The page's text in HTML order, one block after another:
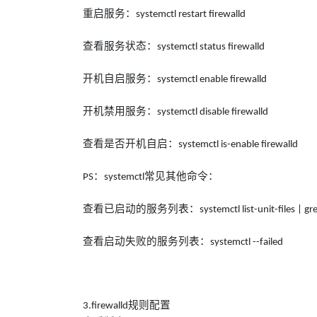
重启服务： systemctl restart firewalld
查看服务状态： systemctl status firewalld
开机自启服务： systemctl enable firewalld
开机禁用服务： systemctl disable firewalld
查看是否开机自启： systemctl is-enable firewalld
PS： systemctl常见其他命令：
查看已启动的服务列表： systemctl list-unit-files |
查看启动失败的服务列表： systemctl --failed
3.firewalld规则配置